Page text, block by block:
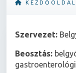
KEZDŐOLDAL
Szervezet:
Beosztás: